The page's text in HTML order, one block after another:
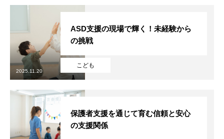
こども
ASD支援の現場で輝く！未経験から
の挑戦
2025.11.20
保護者支援を通じて育む信頼と安心
の支援関係